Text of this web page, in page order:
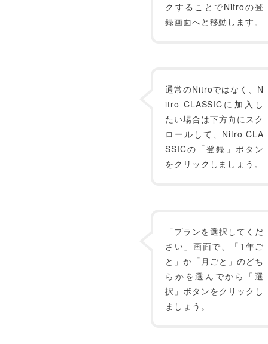
クすることでNitroの登
録画面へと移動します。
通常のNitroではなく、N
itro CLASSICに加入し
たい場合は下方向にスク
ロールして、Nitro CLA
SSICの「登録」ボタン
をクリックしましょう。
「プランを選択してくだ
さい」画面で、「1年ご
と」か「月ごと」のどち
らかを選んでから「選
択」ボタンをクリックし
ましょう。